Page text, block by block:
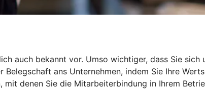
auch bekannt vor. Umso wichtiger, dass Sie
ans Unternehmen, indem Sie Ihre
denen Sie die Mitarbeiterbindung in Ihrem